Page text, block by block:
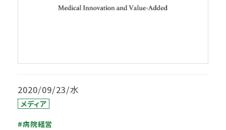
2020/09/23/水
メディア
#病院経営